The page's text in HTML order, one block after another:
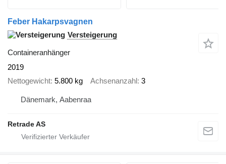
Feber Hakarpsvagnen
Versteigerung
Containeranhänger
2019
Nettogewicht 5.800 kg Achsenanzahl 3
Dänemark, Aabenraa
Retrade AS